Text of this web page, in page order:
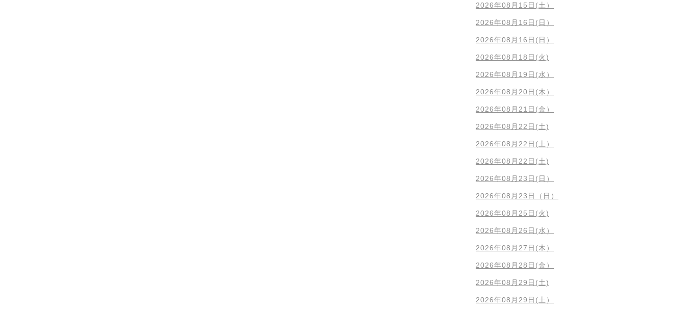
2026年08月15日(土）
2026年08月16日(日）
2026年08月16日(日）
2026年08月18日(火)
2026年08月19日(水）
2026年08月20日(木）
2026年08月21日(金）
2026年08月22日(土)
2026年08月22日(土）
2026年08月22日(土)
2026年08月23日(日）
2026年08月23日（日）
2026年08月25日(火)
2026年08月26日(水）
2026年08月27日(木）
2026年08月28日(金）
2026年08月29日(土)
2026年08月29日(土）